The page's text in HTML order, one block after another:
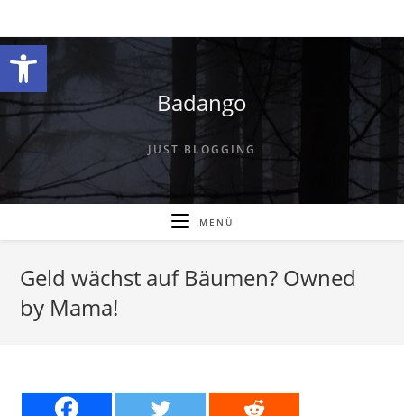
Werkzeugleiste öffnen
Inhalt
springen
Badango
JUST BLOGGING
MENÜ
Geld wächst auf Bäumen? Owned
by Mama!